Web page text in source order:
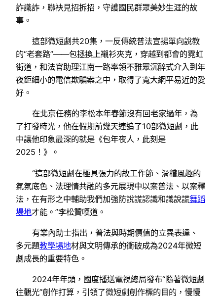
詐識詐，聯袂見招拆招，守護國民群眾美妙生涯的故
事。
這部微短劇共20集，一反傳統普法宣揚單向說教
的“老套路”——包拯換上襯衫夾克，穿越到都會的霓虹
街道，和法官助理江南一路率領不雅眾沉醉式介入到年
夜鉅細小的電信欺騙案之中，取得了寬大網平易近的愛
好。
在北京任務的李松本年春節沒有回老家過年，為
了打發時光，他在假期前幾天連追了10部微短劇，此
中讓他印象最深的就是《包年夜人，此刻是
2025！》。
“這部微短劇在極具張力的故工作節、滑稽風趣的
氣氛底色、法理情共融的多元展現中以案普法、以案釋
法，在有形之中輔助我們加強防說謊認識和識說謊舞蹈
場地才能。”李松贊嘆道。
有業內助士指出，普法與時期價值的立異表達、
多元題教學場地材與文明傳承的衝破成為2024年微短
劇成長的重要特色。
2024年年頭，國度播送電視總局發布“隨著微短劇
往觀光”創作打算，引領了微短劇創作標的目的，慢慢